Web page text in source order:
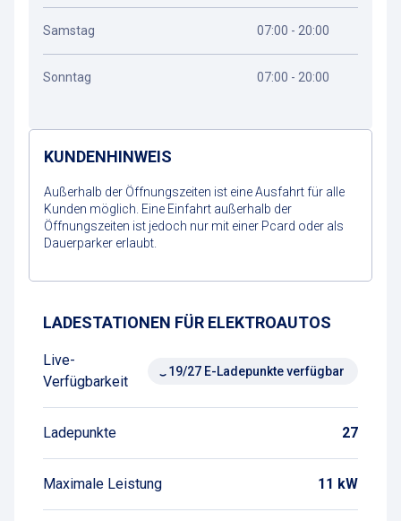
Samstag 07:00 - 20:00
Sonntag 07:00 - 20:00
KUNDENHINWEIS
Außerhalb der Öffnungszeiten ist eine Ausfahrt für alle
Kunden möglich. Eine Einfahrt außerhalb der
Öffnungszeiten ist jedoch nur mit einer Pcard oder als
Dauerparker erlaubt.
Wegbeschreibung
LADESTATIONEN FÜR ELEKTROAUTOS
Live-
Verfügbarkeit
19/27 E-Ladepunkte verfügbar
Ladepunkte 27
Maximale Leistung 11 kW